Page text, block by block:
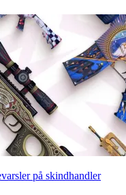
på skindhandler